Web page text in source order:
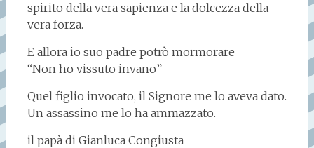
spirito della vera sapienza e la dolcezza della
vera forza.
E allora io suo padre potrò mormorare
“Non ho vissuto invano”
Quel figlio invocato, il Signore me lo aveva dato.
Un assassino me lo ha ammazzato.
il papà di Gianluca Congiusta